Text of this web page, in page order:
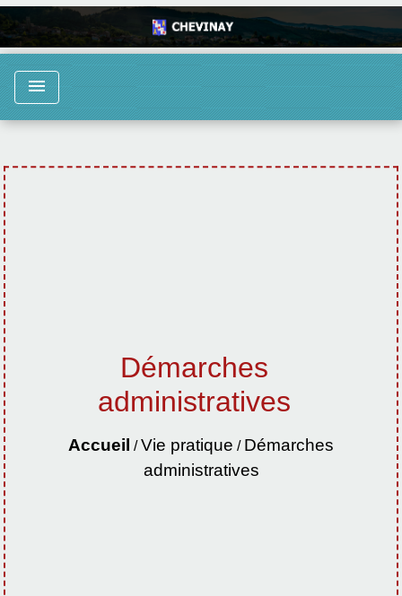
menu
Démarches
administratives
Accueil /Vie pratique / Démarches
administratives